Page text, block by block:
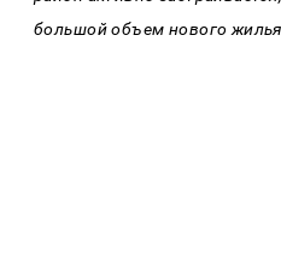
большой объем нового